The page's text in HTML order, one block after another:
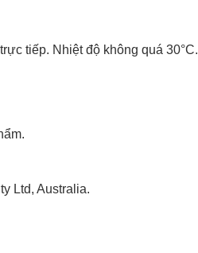
tiếp. Nhiệt độ không quá 30°C.
Ltd, Australia.